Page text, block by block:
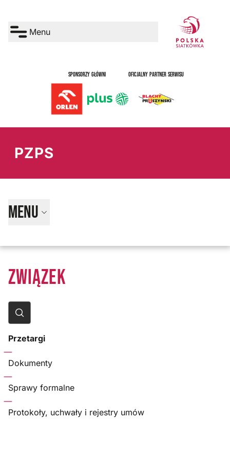
Menu
SPONSORZY GŁÓWNI OFICJALNY PARTNER SERWISU
PZPS
Menu
ZWIĄZEK
Przetargi
Dokumenty
Sprawy formalne
Protokoły, uchwały i rejestry umów